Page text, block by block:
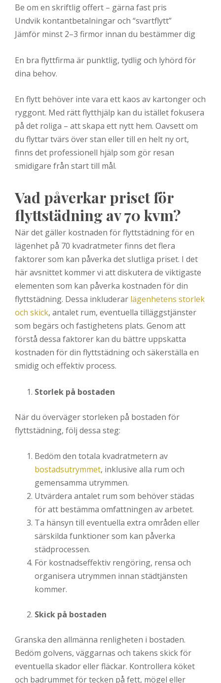
Be om en skriftlig offert – gärna fast pris
Undvik kontantbetalningar och “svartflytt”
Jämför minst 2–3 firmor innan du bestämmer dig
En bra flyttfirma är punktlig, tydlig och lyhörd för
dina behov.
En flytt behöver inte vara ett kaos av kartonger och
ryggont. Med rätt flytthjälp kan du istället fokusera
på det roliga – att skapa ett nytt hem. Oavsett om
du flyttar tvärs över stan eller till en helt ny ort,
finns det professionell hjälp som gör resan
smidigare från start till mål.
Vad påverkar priset för
flyttstädning av 70 kvm?
När det gäller kostnaden för flyttstädning för en
lägenhet på 70 kvadratmeter finns det flera
faktorer som kan påverka det slutliga priset. I det
här avsnittet kommer vi att diskutera de viktigaste
elementen som kan påverka kostnaden för din
flyttstädning. Dessa inkluderar lägenhetens storlek
och skick, antalet rum, eventuella tilläggstjänster
som begärs och fastighetens plats. Genom att
förstå dessa faktorer kan du bättre uppskatta
kostnaden för din flyttstädning och säkerställa en
smidig och effektiv process.
Storlek på bostaden
När du överväger storleken på bostaden för
flyttstädning, följ dessa steg:
Bedöm den totala kvadratmetern av
bostadsutrymmet, inklusive alla rum och
gemensamma utrymmen.
Utvärdera antalet rum som behöver städas
för att bestämma omfattningen av arbetet.
Ta hänsyn till eventuella extra områden eller
särskilda funktioner som kan påverka
städprocessen.
För kostnadseffektiv rengöring, rensa och
organisera utrymmen innan städtjänsten
kommer.
Skick på bostaden
Granska den allmänna renligheten i bostaden.
Bedöm golvens, väggarnas och takens skick för
eventuella skador eller fläckar. Kontrollera köket
och badrummet för tecken på fett, mögel eller